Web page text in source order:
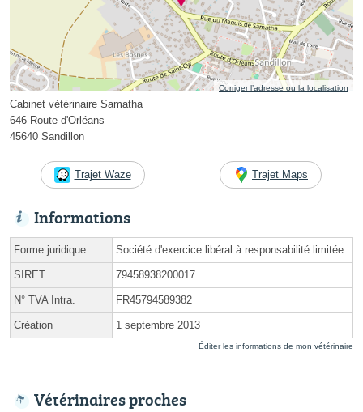
Corriger l’adresse ou la localisation
Cabinet vétérinaire Samatha
646 Route d'Orléans
45640 Sandillon
Trajet Waze Trajet Maps
Informations
Forme juridique Société d'exercice libéral à responsabilité limitée
SIRET 79458938200017
N° TVA Intra. FR45794589382
Création 1 septembre 2013
Éditer les informations de mon vétérinaire
Vétérinaires proches